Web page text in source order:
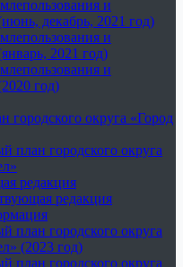
и
декабрь, 2021 год)
и
2021 год)
и
год)
городского округа «Город
план городского округа
редакция
редакция
план городского округа
(2023 год)
план городского округа